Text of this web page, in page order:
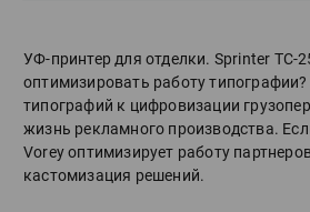
УФ-принтер для отделки. Sprinter ТС-
оптимизировать работу
типографий к цифровизации
жизнь рекламного производства.
Vorey оптимизирует работу
кастомизация решений.